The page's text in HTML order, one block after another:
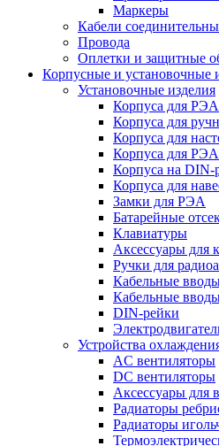
Маркеры
Кабели
Провода
Оплетки и защитные
Корпусные и установочные
Установочные изделия
Корпуса для
Корпуса для
Корпуса для
Корпуса для
Корпуса на DIN-
Корпуса для
Замки для РЭА
Батарейные
Клавиатуры
Аксессуары для
Ручки для
Кабельные
Кабельные
DIN-рейки
Устройства
AC вентиляторы
DC вентиляторы
Аксессуары для
Радиаторы
Радиаторы